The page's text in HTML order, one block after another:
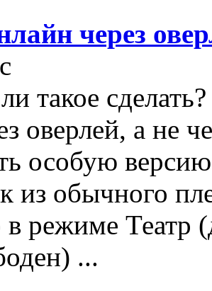
через
такое
оверлей, а не
особую
из обычного
режиме Театр
...